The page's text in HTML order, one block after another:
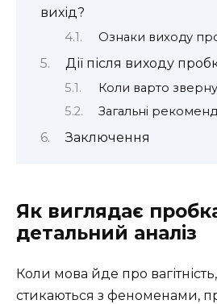
вихід?
Ознаки виходу
Дії після виходу
Коли варто
Загальні
Заключення
Як виглядає
детальний аналіз
Коли мова йде про
стикаються з феноменами,